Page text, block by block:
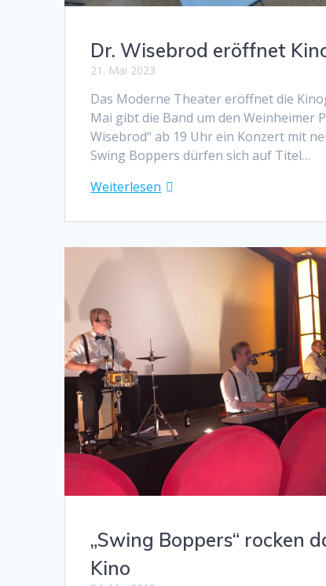
Dr. Wisebrod eröffnet
21. Mai 2023
Das Moderne Theater eröffnet die
Mai gibt die Band um den Weinheimer
Wisebrod“ ab 19 Uhr ein Konzert mit
Swing Boppers dürfen sich auf Titel…
Weiterlesen
„Swing Boppers“ rocken
Kino